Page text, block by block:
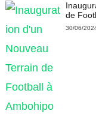
de
30/06/